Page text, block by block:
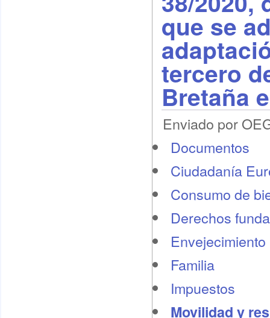
que se
tercero
Bretaña
Enviado por
Documentos
Ciudadanía
Consumo de
Derechos
Familia
Impuestos
Movilidad y